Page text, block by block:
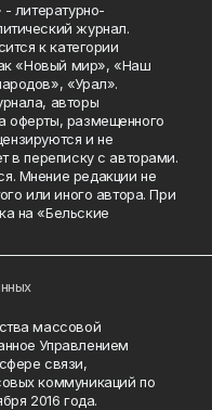
литературно-
журнал.
к категории
«Новый мир», «Наш
«Урал».
авторы
оферты, размещенного
и не
в переписку с авторами.
Мнение редакции не
или иного автора. При
на «Бельские
массовой
Управлением
связи,
коммуникаций по
2016 года.